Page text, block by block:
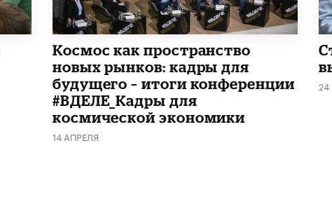
Космос как пространство
новых рынков: кадры для
будущего – итоги конференции
#ВДЕЛЕ_Кадры для
космической экономики
14 АПРЕЛЯ